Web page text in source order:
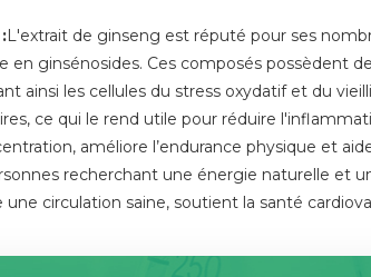
L'extrait de ginseng est réputé pour ses
en ginsénosides. Ces composés possèdent
ainsi les cellules du stress oxydatif et du
ce qui le rend utile pour réduire
améliore l’endurance physique et
recherchant une énergie naturelle et
une circulation saine, soutient la santé